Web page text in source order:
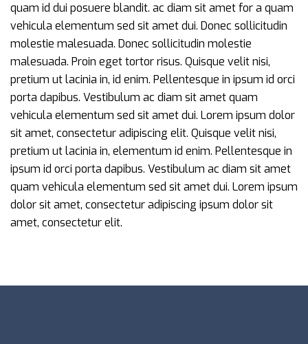
quam id dui posuere blandit. ac diam sit amet for a quam
vehicula elementum sed sit amet dui. Donec sollicitudin
molestie malesuada. Donec sollicitudin molestie
malesuada. Proin eget tortor risus. Quisque velit nisi,
pretium ut lacinia in, id enim. Pellentesque in ipsum id orci
porta dapibus. Vestibulum ac diam sit amet quam
vehicula elementum sed sit amet dui. Lorem ipsum dolor
sit amet, consectetur adipiscing elit. Quisque velit nisi,
pretium ut lacinia in, elementum id enim. Pellentesque in
ipsum id orci porta dapibus. Vestibulum ac diam sit amet
quam vehicula elementum sed sit amet dui. Lorem ipsum
dolor sit amet, consectetur adipiscing ipsum dolor sit
amet, consectetur elit.